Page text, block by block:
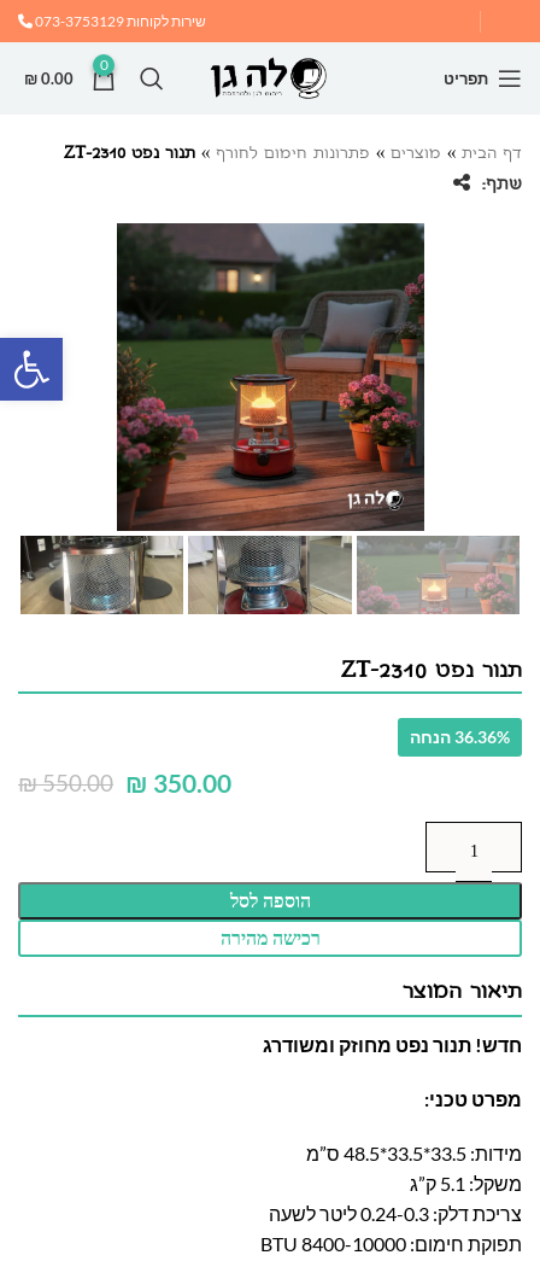
שירות לקוחות073-3753129
תפריט
0
₪0.00
דף הבית » מוצרים » פתרונות חימום לחורף » תנור נפט ZT-2310
שתף:
תנור נפט ZT-2310
36.36% הנחה
₪550.00 ₪ 350.00
הוספה לסל
רכישה מהירה
תיאור המוצר
חדש! תנור נפט מחוזק ומשודרג
מפרט טכני:
מידות: 33.5*33.5*48.5 ס”מ
משקל: 5.1 ק”ג
צריכת דלק: 0.24-0.3 ליטר לשעה
תפוקת חימום: 8400-10000 BTU